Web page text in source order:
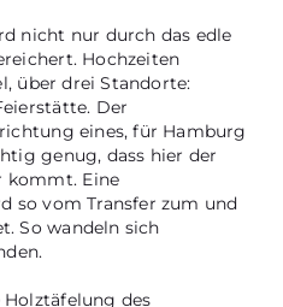
nicht nur durch das edle
Hochzeiten
über drei Standorte:
Der
eines, für Hamburg
genug, dass hier der
kommt. Eine
so vom Transfer zum und
So wandeln sich
des